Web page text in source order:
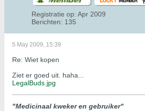
Registratie op: Apr 2009
Berichten: 135
5 May 2009, 15:39
Re: Wiet kopen
Ziet er goed uit. haha...
LegalBuds.jpg
"Medicinaal kweker en gebruiker"